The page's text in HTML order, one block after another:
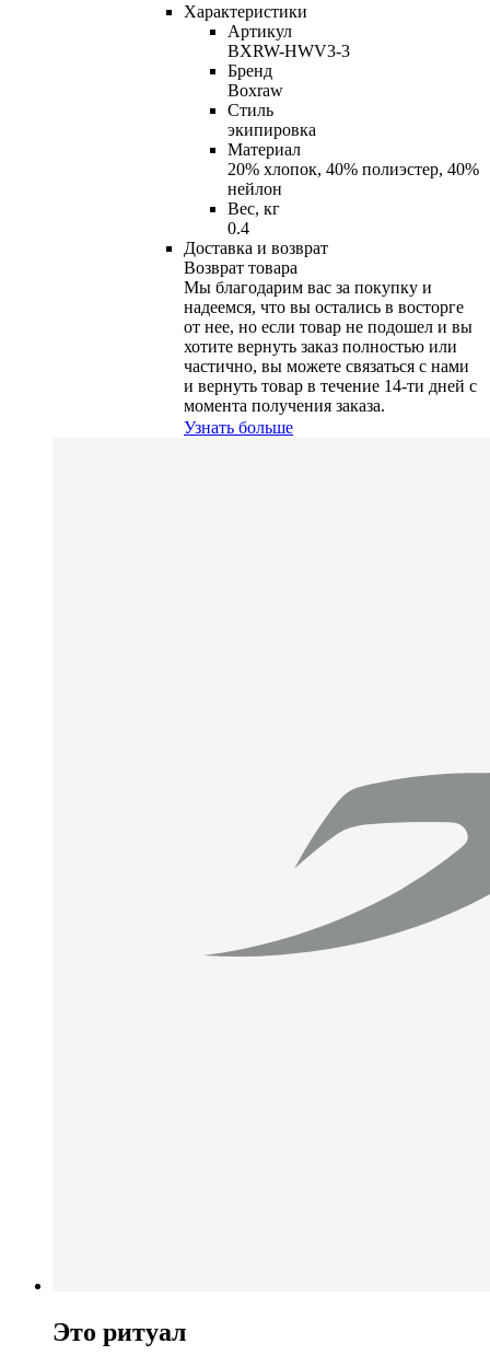
Характеристики
Артикул
BXRW-HWV3-3
Бренд
Boxraw
Стиль
экипировка
Материал
20% хлопок, 40% полиэстер, 40%
нейлон
Вес, кг
0.4
Доставка и возврат
Возврат товара
Мы благодарим вас за покупку и
надеемся, что вы остались в восторге
от нее, но если товар не подошел и вы
хотите вернуть заказ полностью или
частично, вы можете связаться с нами
и вернуть товар в течение 14-ти дней с
момента получения заказа.
Узнать больше
Это ритуал